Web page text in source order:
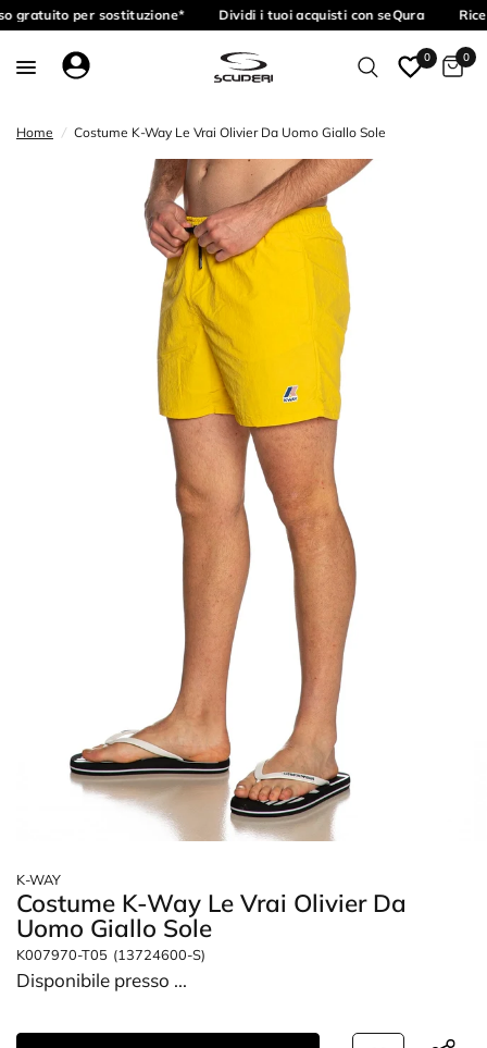
gratuito per sostituzione* Dividi i tuoi acquisti con seQura
0 0
Home / Costume K-Way Le Vrai Olivier Da Uomo Giallo Sole
K-WAY
Costume K-Way Le Vrai Olivier Da
Uomo Giallo Sole
K007970-T05 (13724600-S)
Disponibile presso ...